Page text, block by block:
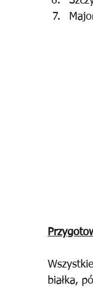
białka,